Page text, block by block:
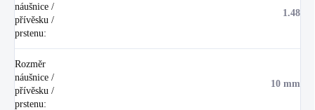
náušnice /
přívěsku /
prstenu:
1.48
Rozměr
náušnice /
přívěsku /
prstenu:
10 mm